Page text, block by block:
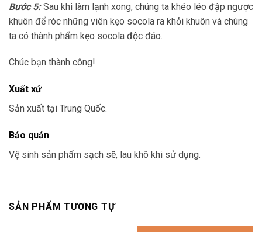
Bước 5:Sau khi làm lạnh xong, chúng ta khéo léo đập ngược
khuôn để róc những viên kẹo socola ra khỏi khuôn và chúng
ta có thành phẩm kẹo socola độc đáo.
Chúc bạn thành công!
Xuất xứ
Sản xuất tại Trung Quốc.
Bảo quản
Vệ sinh sản phẩm sạch sẽ, lau khô khi sử dụng.
SẢN PHẨM TƯƠNG TỰ